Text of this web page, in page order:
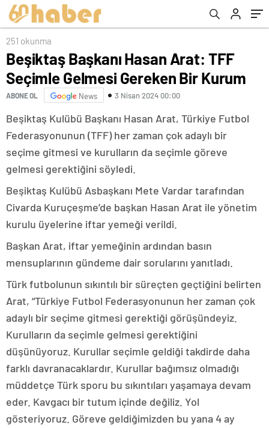
251 okunma
Beşiktaş Başkanı Hasan Arat: TFF
Seçimle Gelmesi Gereken Bir Kurum
ABONE OL News 3 Nisan 2024 00:00
Beşiktaş Kulübü Başkanı Hasan Arat, Türkiye Futbol
Federasyonunun (TFF) her zaman çok adaylı bir
seçime gitmesi ve kurulların da seçimle göreve
gelmesi gerektiğini söyledi.
Beşiktaş Kulübü Asbaşkanı Mete Vardar tarafından
Civarda Kuruçeşme’de başkan Hasan Arat ile yönetim
kurulu üyelerine iftar yemeği verildi.
Başkan Arat, iftar yemeğinin ardından basın
mensuplarının gündeme dair sorularını yanıtladı.
Türk futbolunun sıkıntılı bir süreçten geçtiğini belirten
Arat, “Türkiye Futbol Federasyonunun her zaman çok
adaylı bir seçime gitmesi gerektiği görüşündeyiz.
Kurulların da seçimle gelmesi gerektiğini
düşünüyoruz. Kurullar seçimle geldiği takdirde daha
farklı davranacaklardır. Kurullar bağımsız olmadığı
müddetçe Türk sporu bu sıkıntıları yaşamaya devam
eder. Kavgacı bir tutum içinde değiliz. Yol
gösteriyoruz. Göreve geldiğimizden bu yana 4 ay